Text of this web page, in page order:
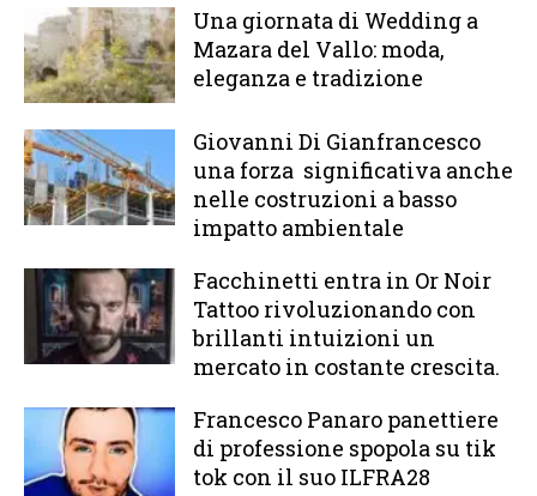
Una giornata di Wedding a
Mazara del Vallo: moda,
eleganza e tradizione
Giovanni Di Gianfrancesco
una forza significativa anche
nelle costruzioni a basso
impatto ambientale
Facchinetti entra in Or Noir
Tattoo rivoluzionando con
brillanti intuizioni un
mercato in costante crescita.
Francesco Panaro panettiere
di professione spopola su tik
tok con il suo ILFRA28